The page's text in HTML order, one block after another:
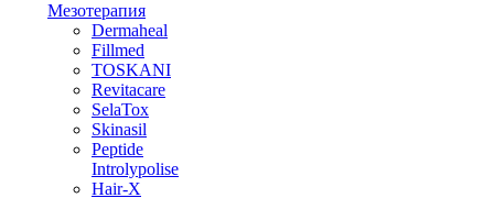
Мезотерапия
Dermaheal
Fillmed
TOSKANI
Revitacare
SelaTox
Skinasil
Peptide
Introlypolise
Hair-X